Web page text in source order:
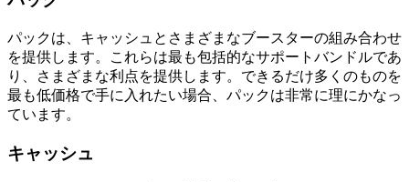
パックは、キャッシュとさまざまなブースターの組み合わせ
を提供します。これらは最も包括的なサポートバンドルであ
り、さまざまな利点を提供します。できるだけ多くのものを
最も低価格で手に入れたい場合、パックは非常に理にかなっ
ています。
キャッシュ